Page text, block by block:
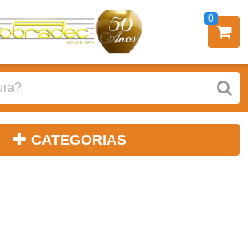
0
CATEGORIAS